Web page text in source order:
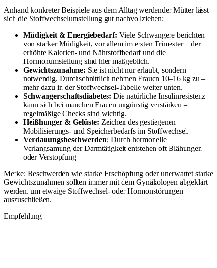
Anhand konkreter Beispiele aus dem Alltag werdender Mütter lässt
sich die Stoffwechselumstellung gut nachvollziehen:
Müdigkeit & Energiebedarf: Viele Schwangere berichten
von starker Müdigkeit, vor allem im ersten Trimester – der
erhöhte Kalorien- und Nährstoffbedarf und die
Hormonumstellung sind hier maßgeblich.
Gewichtszunahme: Sie ist nicht nur erlaubt, sondern
notwendig. Durchschnittlich nehmen Frauen 10–16 kg zu –
mehr dazu in der Stoffwechsel-Tabelle weiter unten.
Schwangerschaftsdiabetes: Die natürliche Insulinresistenz
kann sich bei manchen Frauen ungünstig verstärken –
regelmäßige Checks sind wichtig.
Heißhunger & Gelüste: Zeichen des gestiegenen
Mobilisierungs- und Speicherbedarfs im Stoffwechsel.
Verdauungsbeschwerden: Durch hormonelle
Verlangsamung der Darmtätigkeit entstehen oft Blähungen
oder Verstopfung.
Merke: Beschwerden wie starke Erschöpfung oder unerwartet starke
Gewichtszunahmen sollten immer mit dem Gynäkologen abgeklärt
werden, um etwaige Stoffwechsel- oder Hormonstörungen
auszuschließen.
Empfehlung